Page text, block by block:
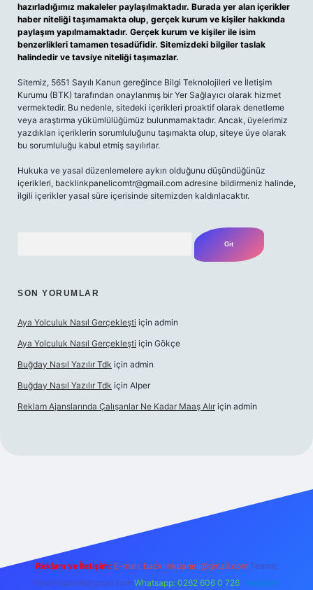
hazırladığımız makaleler paylaşılmaktadır. Burada yer alan içerikler
haber niteliği taşımamakta olup, gerçek kurum ve kişiler hakkında
paylaşım yapılmamaktadır. Gerçek kurum ve kişiler ile isim
benzerlikleri tamamen tesadüfidir. Sitemizdeki bilgiler taslak
halindedir ve tavsiye niteliği taşımazlar.
Sitemiz, 5651 Sayılı Kanun gereğince Bilgi Teknolojileri ve İletişim
Kurumu (BTK) tarafından onaylanmış bir Yer Sağlayıcı olarak hizmet
vermektedir. Bu nedenle, sitedeki içerikleri proaktif olarak denetleme
veya araştırma yükümlülüğümüz bulunmamaktadır. Ancak, üyelerimiz
yazdıkları içeriklerin sorumluluğunu taşımakta olup, siteye üye olarak
bu sorumluluğu kabul etmiş sayılırlar.
Hukuka ve yasal düzenlemelere aykırı olduğunu düşündüğünüz
içerikleri, backlinkpanelicomtr@gmail.com adresine bildirmeniz halinde,
ilgili içerikler yasal süre içerisinde sitemizden kaldırılacaktır.
SON YORUMLAR
Aya Yolculuk Nasıl Gerçekleşti için admin
Aya Yolculuk Nasıl Gerçekleşti için Gökçe
Buğday Nasıl Yazılır Tdk için admin
Buğday Nasıl Yazılır Tdk için Alper
Reklam Ajanslarında Çalışanlar Ne Kadar Maaş Alır için admin
Reklam ve İletişim: E-mail: backlinkpaneli@gmail.com Teams:
forumhizmeti@gmail.com Whatsapp: 0262 606 0 726 Telegram: